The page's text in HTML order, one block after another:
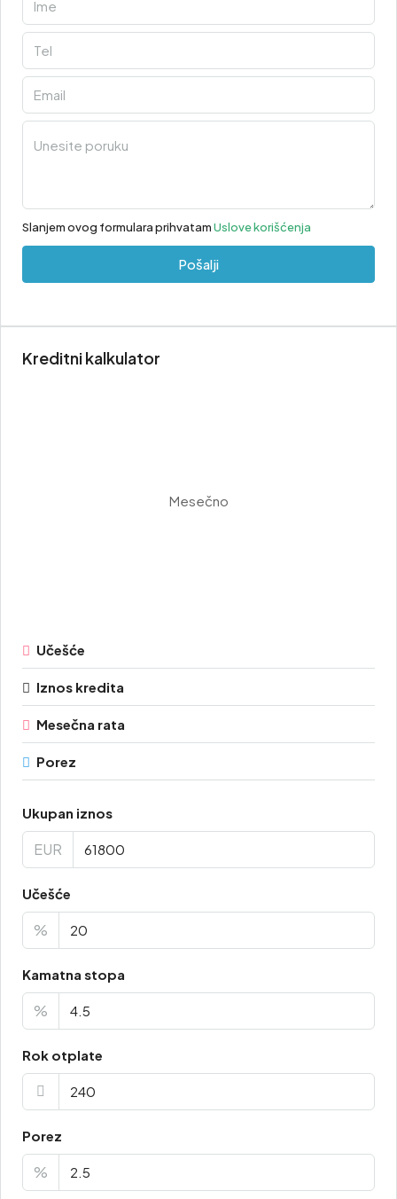
Slanjem ovog formulara prihvatamUslove korišćenja
Pošalji
Kreditni kalkulator
Mesečno
Učešće
Iznos kredita
Mesečna rata
Porez
Ukupan iznos
EUR
Učešće
%
Kamatna stopa
%
Rok otplate
Porez
%